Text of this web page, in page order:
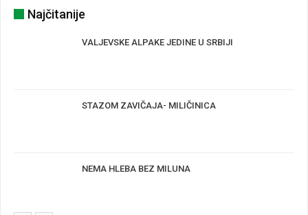
Najčitanije
VALJEVSKE ALPAKE JEDINE U SRBIJI
STAZOM ZAVIČAJA- MILIČINICA
NEMA HLEBA BEZ MILUNA